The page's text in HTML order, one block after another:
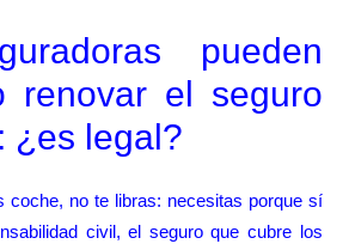
pueden
renovar el seguro
¿es legal?
coche, no te libras: necesitas porque sí
civil, el seguro que cubre los